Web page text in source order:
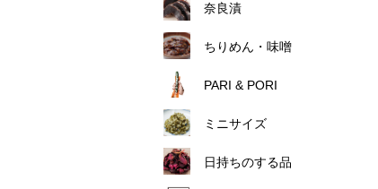
奈良漬
ちりめん・味噌
PARI & PORI
ミニサイズ
日持ちのする品